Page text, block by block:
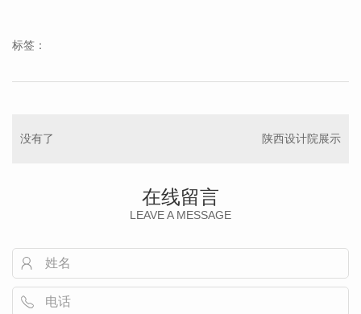
标签：
没有了 陕西设计院展示
在线留言
LEAVE A MESSAGE